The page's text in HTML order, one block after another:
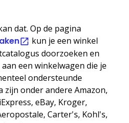
dat. Op de pagina
kun je een winkel
doorzoeken en
een winkelwagen die je
ondersteunde
zijn onder andere Amazon,
eBay, Kroger,
Carter's, Kohl's,